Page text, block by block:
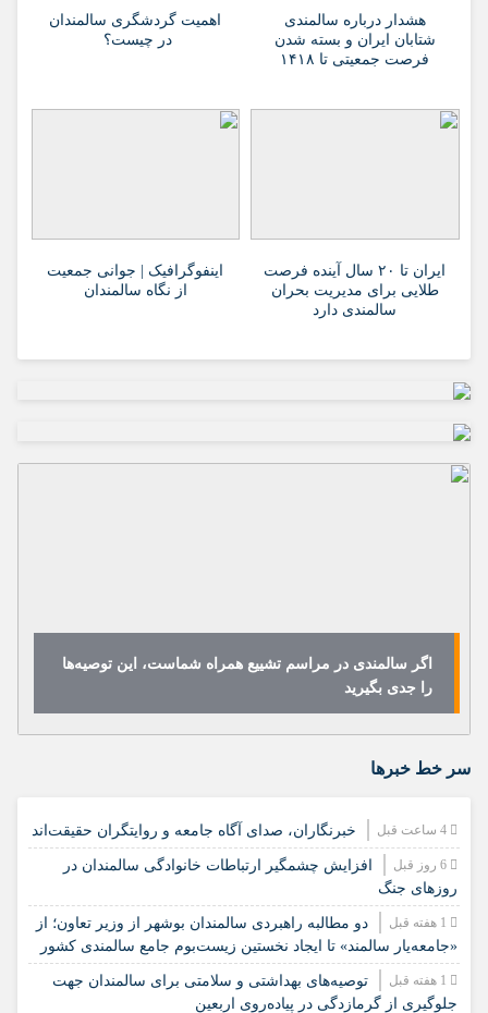
هشدار درباره سالمندی
شتابان ایران و بسته شدن
فرصت جمعیتی تا ۱۴۱۸
اهمیت گردشگری سالمندان
در چیست؟
ایران تا ۲۰ سال آینده فرصت
طلایی برای مدیریت بحران
سالمندی دارد
اینفوگرافیک | جوانی جمعیت
از نگاه سالمندان
اگر سالمندی در مراسم تشییع همراه شماست، این توصیه‌ها
را جدی بگیرید
سر خط خبرها
خبرنگاران، صدای آگاه جامعه و روایتگران حقیقت‌اند
افزایش چشمگیر ارتباطات خانوادگی سالمندان در
روزهای جنگ
دو مطالبه راهبردی سالمندان بوشهر از وزیر تعاون؛ از
«جامعه‌یار سالمند» تا ایجاد نخستین زیست‌بوم جامع سالمندی کشور
️توصیه‌های بهداشتی و سلامتی برای سالمندان جهت
جلوگیری از گرمازدگی در پیاده‌روی اربعین